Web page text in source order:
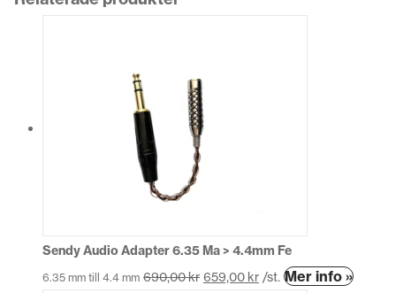
Sendy Audio Adapter 6.35 Ma > 4.4mm Fe
6.35 mm till 4.4 mm 690,00kr 659,00 kr /st. Mer info »Den